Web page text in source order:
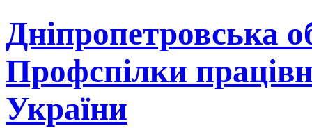
Дніпропетровська
Профспілки
України